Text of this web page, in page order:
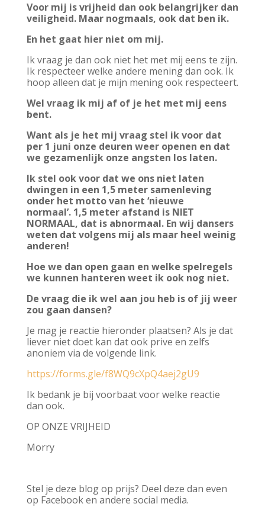
Voor mij is vrijheid dan ook belangrijker dan
veiligheid. Maar nogmaals, ook dat ben ik.
En het gaat hier niet om mij.
Ik vraag je dan ook niet het met mij eens te zijn.
Ik respecteer welke andere mening dan ook. Ik
hoop alleen dat je mijn mening ook respecteert.
Wel vraag ik mij af of je het met mij eens
bent.
Want als je het mij vraag stel ik voor dat
per 1 juni onze deuren weer openen en dat
we gezamenlijk onze angsten los laten.
Ik stel ook voor dat we ons niet laten
dwingen in een 1,5 meter samenleving
onder het motto van het ‘nieuwe
normaal’. 1,5 meter afstand is NIET
NORMAAL, dat is abnormaal. En wij dansers
weten dat volgens mij als maar heel weinig
anderen!
Hoe we dan open gaan en welke spelregels
we kunnen hanteren weet ik ook nog niet.
De vraag die ik wel aan jou heb is of jij weer
zou gaan dansen?
Je mag je reactie hieronder plaatsen? Als je dat
liever niet doet kan dat ook prive en zelfs
anoniem via de volgende link.
https://forms.gle/f8WQ9cXpQ4aej2gU9
Ik bedank je bij voorbaat voor welke reactie
dan ook.
OP ONZE VRIJHEID
Morry
Stel je deze blog op prijs? Deel deze dan even
op Facebook en andere social media.